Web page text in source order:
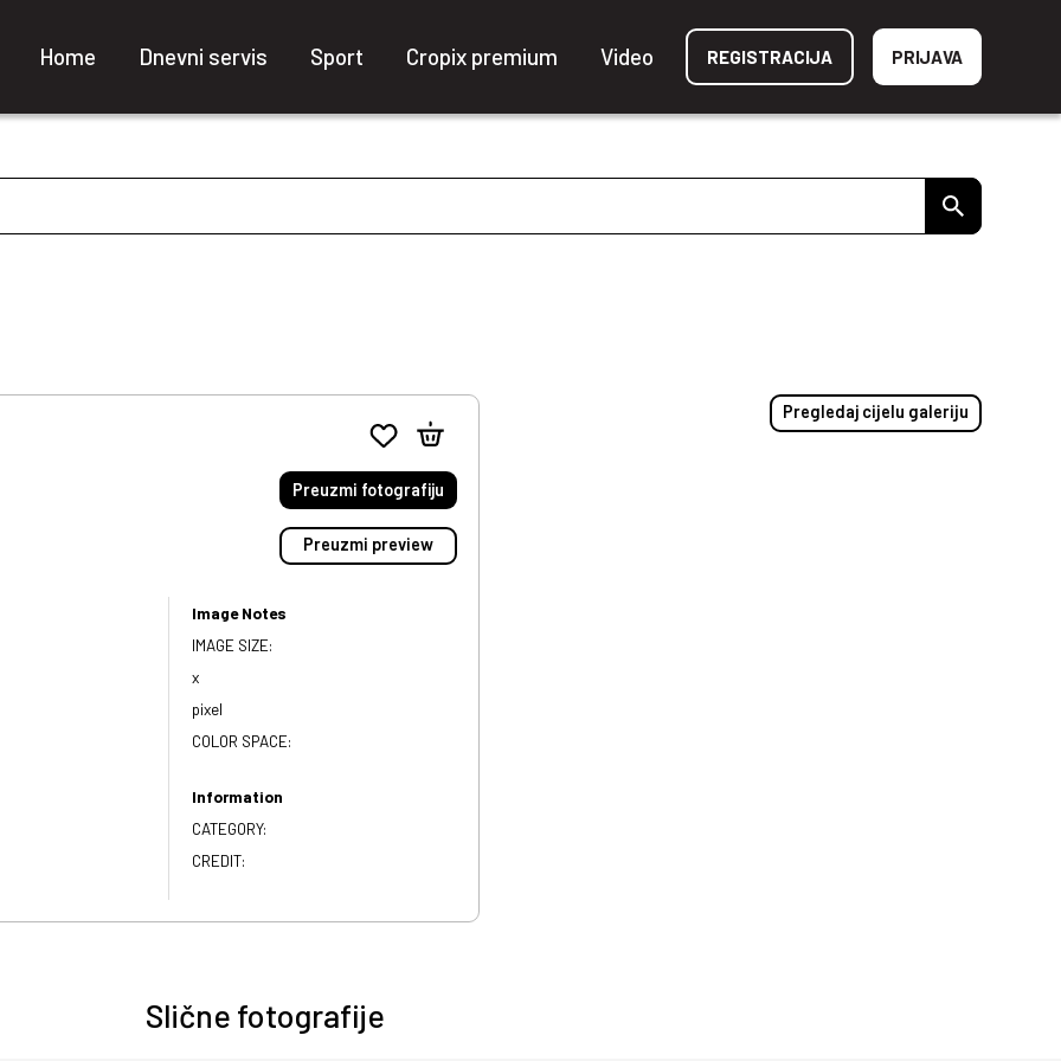
Home Dnevni servis Sport Cropix premium Video REGISTRACIJA PRIJAVA
Preuzmi fotografiju
Preuzmi preview
Image Notes
IMAGE SIZE:
x
pixel
COLOR SPACE:
Information
CATEGORY:
CREDIT:
Pregledaj cijelu galeriju
Slične fotografije